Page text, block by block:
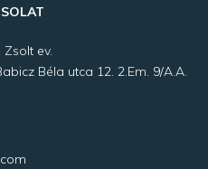
Zsolt ev.
Béla utca 12. 2.Em. 9/A.A.